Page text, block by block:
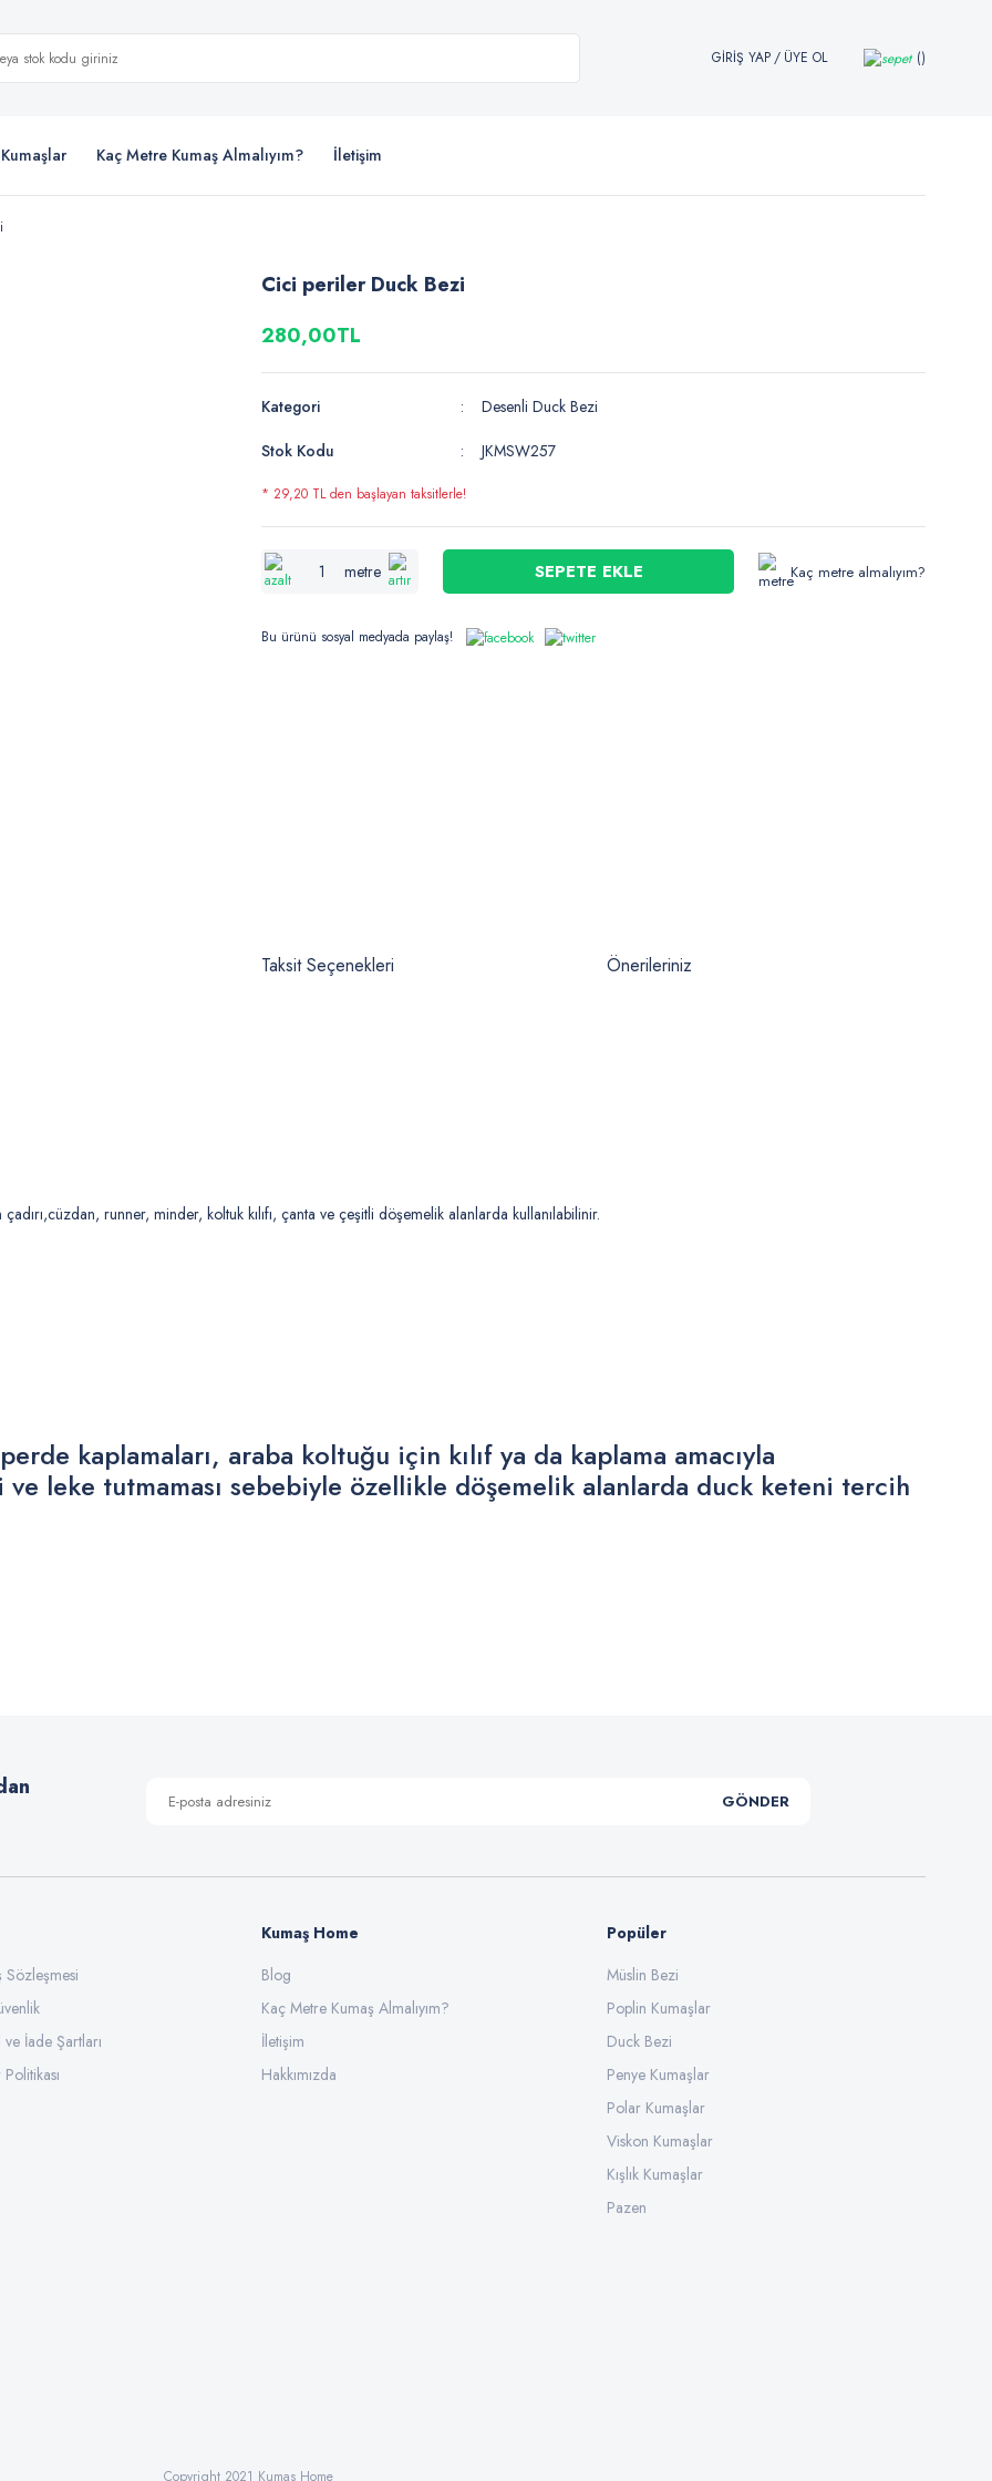
GİRİŞ YAP/ ÜYE OL
Kaç Metre Kumaş Almalıyım? İletişim
Cici periler Duck Bezi
280,00TL
Kategori
Desenli Duck Bezi
Stok Kodu
JKMSW257
* 29,20 TL den başlayan taksitlerle!
metre SEPETE EKLE Kaç metre almalıyım?
Bu ürünü sosyal medyada paylaş!
Taksit Seçenekleri Önerileriniz
runner, minder, koltuk kılıfı, çanta ve çeşitli döşemelik alanlarda kullanılabilinir.
kaplamaları, araba koltuğu için kılıf ya da kaplama amacıyla
leke tutmaması sebebiyle özellikle döşemelik alanlarda duck keteni tercih
Gönder
GÖNDER
Sözleşmesi
İade Şartları
Kumaş Home
Blog
Kaç Metre Kumaş Almalıyım?
İletişim
Hakkımızda
Popüler
Müslin Bezi
Poplin Kumaşlar
Duck Bezi
Penye Kumaşlar
Polar Kumaşlar
Viskon Kumaşlar
Kışlık Kumaşlar
Pazen
Copyright 2021 Kumas Home